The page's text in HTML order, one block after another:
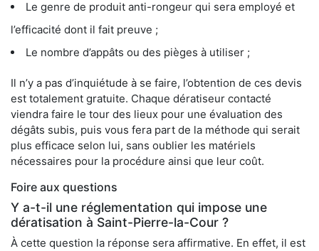
Le genre de produit anti-rongeur qui sera employé et
l’efficacité dont il fait preuve ;
Le nombre d’appâts ou des pièges à utiliser ;
Il n’y a pas d’inquiétude à se faire, l’obtention de ces devis
est totalement gratuite. Chaque dératiseur contacté
viendra faire le tour des lieux pour une évaluation des
dégâts subis, puis vous fera part de la méthode qui serait
plus efficace selon lui, sans oublier les matériels
nécessaires pour la procédure ainsi que leur coût.
Foire aux questions
Y a-t-il une réglementation qui impose une
dératisation à Saint-Pierre-la-Cour ?
À cette question la réponse sera affirmative. En effet, il est